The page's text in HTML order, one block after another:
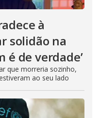
à
solidão na
é de verdade’
que morreria sozinho,
ao seu lado